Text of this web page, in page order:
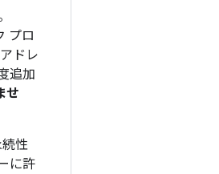
プロ
ドレ
追加
せ
性
に許